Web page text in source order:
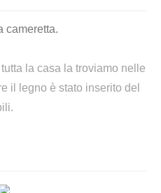
cameretta.
la casa la troviamo nelle
il legno è stato inserito del